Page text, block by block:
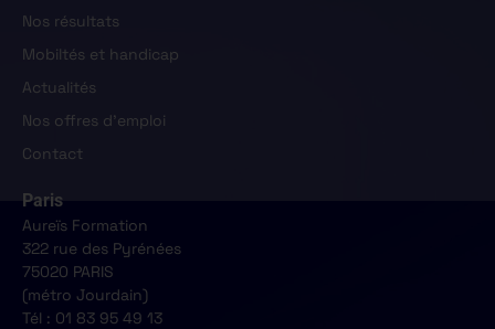
Nos résultats
Mobiltés et handicap
Actualités
Nos offres d'emploi
Contact
Paris
Aureïs Formation
322 rue des Pyrénées
75020 PARIS
(métro Jourdain)
Tél : 01 83 95 49 13